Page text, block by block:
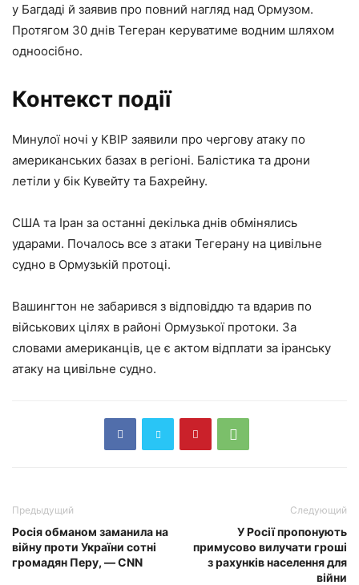
у Багдаді й заявив про повний нагляд над Ормузом.
Протягом 30 днів Тегеран керуватиме водним шляхом
одноосібно.
Контекст події
Минулої ночі у КВІР заявили про чергову атаку по
американських базах в регіоні. Балістика та дрони
летіли у бік Кувейту та Бахрейну.
США та Іран за останні декілька днів обмінялись
ударами. Почалось все з атаки Тегерану на цивільне
судно в Ормузькій протоці.
Вашингтон не забарився з відповіддю та вдарив по
військових цілях в районі Ормузької протоки. За
словами американців, це є актом відплати за іранську
атаку на цивільне судно.
Предыдущий
Росія обманом заманила на
війну проти України сотні
громадян Перу, — CNN
Следующий
У Росії пропонують
примусово вилучати гроші
з рахунків населення для
війни